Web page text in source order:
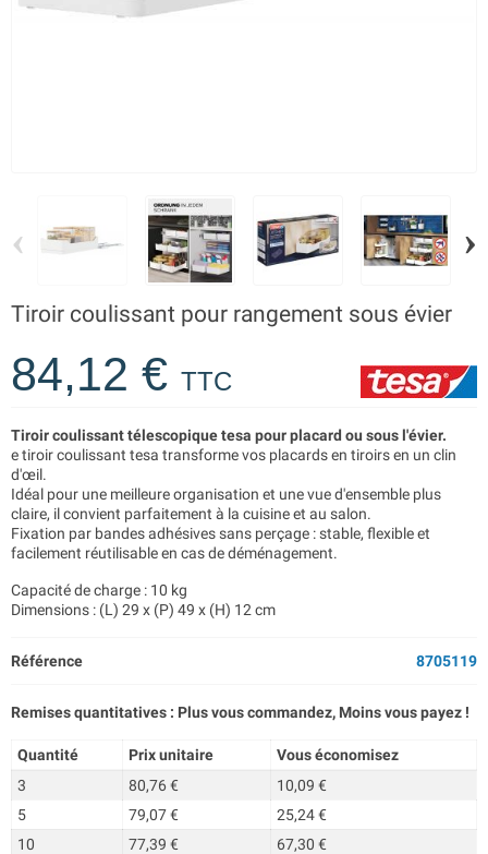
‹ ›
Tiroir coulissant pour rangement sous évier
84,12 € TTC
Tiroir coulissant télescopique tesa pour placard ou sous l'évier.
e tiroir coulissant tesa transforme vos placards en tiroirs en un clin
d'œil.
Idéal pour une meilleure organisation et une vue d'ensemble plus
claire, il convient parfaitement à la cuisine et au salon.
Fixation par bandes adhésives sans perçage : stable, flexible et
facilement réutilisable en cas de déménagement.
Capacité de charge : 10 kg
Dimensions : (L) 29 x (P) 49 x (H) 12 cm
Référence 8705119
Remises quantitatives : Plus vous commandez, Moins vous payez !
Quantité Prix unitaire
Vous économisez
3
80,76 €
10,09 €
5
79,07 €
25,24 €
10
77,39 €
67,30 €